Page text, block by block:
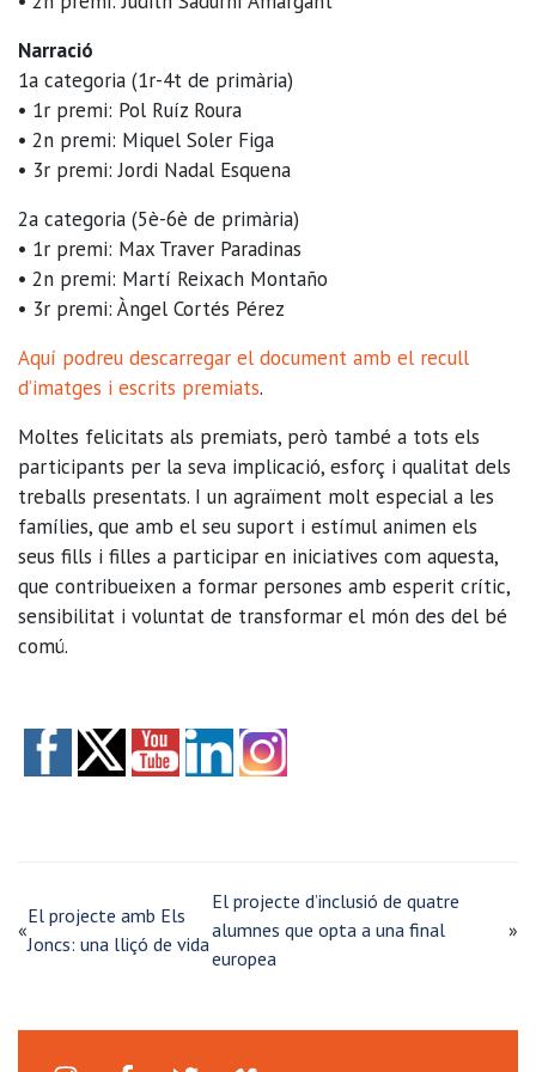
Narració
1a categoria (1r-4t de primària)
• 1r premi: Pol Ruíz Roura
• 2n premi: Miquel Soler Figa
• 3r premi: Jordi Nadal Esquena
2a categoria (5è-6è de primària)
• 1r premi: Max Traver Paradinas
• 2n premi: Martí Reixach Montaño
• 3r premi: Àngel Cortés Pérez
Aquí podreu descarregar el document amb el recull
d’imatges i escrits premiats.
Moltes felicitats als premiats, però també a tots els
participants per la seva implicació, esforç i qualitat dels
treballs presentats. I un agraïment molt especial a les
famílies, que amb el seu suport i estímul animen els
seus fills i filles a participar en iniciatives com aquesta,
que contribueixen a formar persones amb esperit crític,
sensibilitat i voluntat de transformar el món des del bé
comú.
«
El projecte amb Els
Joncs: una lliçó de vida
El projecte d’inclusió de quatre
alumnes que opta a una final
europea
»